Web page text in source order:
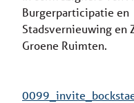
Burgerparticipatie en
Stadsvernieuwing en
Groene Ruimten.